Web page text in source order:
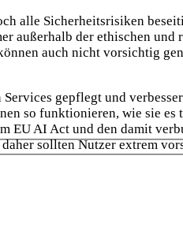
alle Sicherheitsrisiken
außerhalb der ethischen und
auch nicht vorsichtig
gepflegt und
so funktionieren, wie sie
EU AI Act und den damit
sollten Nutzer extrem